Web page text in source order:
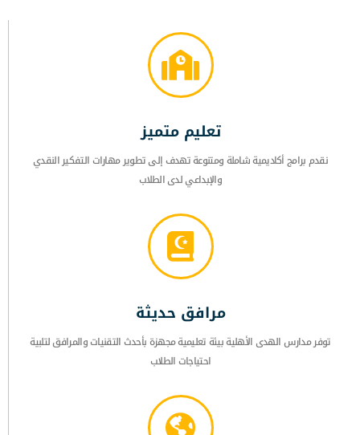
تعليم متميز
نقدم برامج أكاديمية شاملة ومتنوعة تهدف إلى تطوير مهارات التفكير النقدي
والإبداعي لدى الطلاب
مرافق حديثة
توفر مدارس الهدى الأهلية بيئة تعليمية مجهزة بأحدث التقنيات والمرافق لتلبية
احتياجات الطلاب